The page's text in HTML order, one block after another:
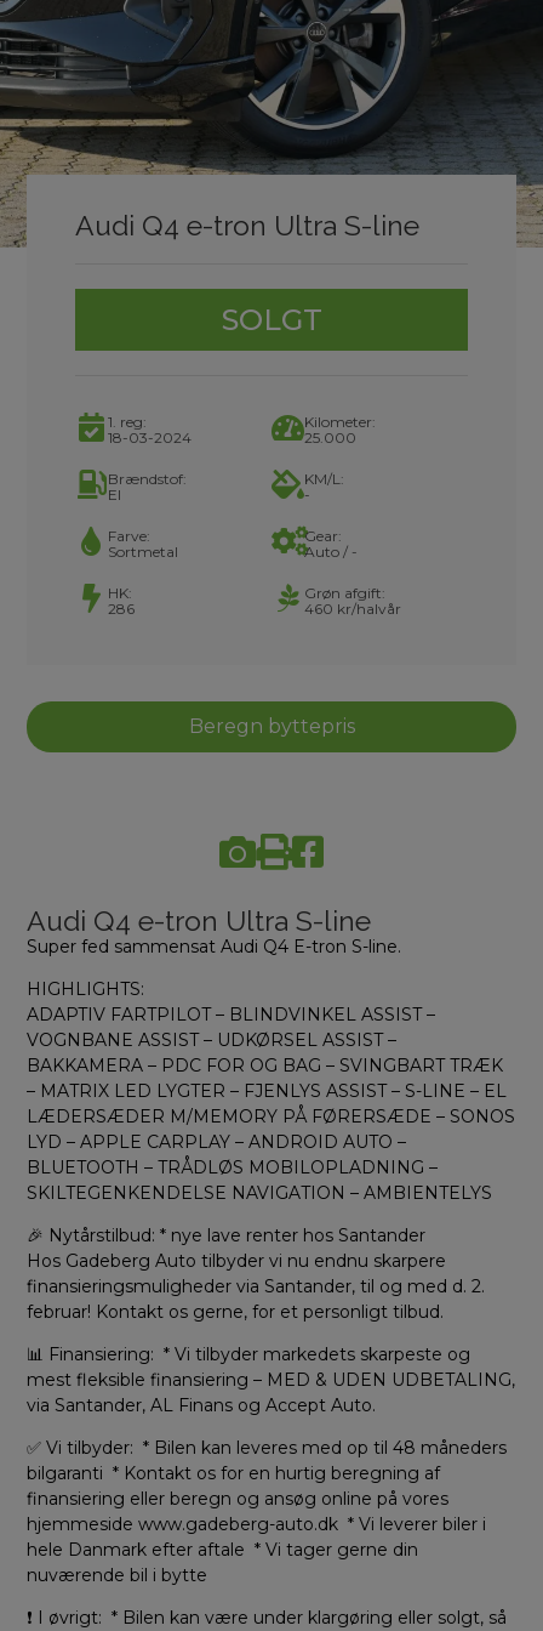
Audi Q4 e-tron Ultra S-line
SOLGT
1. reg:
18-03-2024
Kilometer:
25.000
Brændstof:
El
KM/L:
-
Farve:
Sortmetal
Gear:
Auto / -
HK:
286
Grøn afgift:
460 kr/halvår
Beregn byttepris
Audi Q4 e-tron Ultra S-line
Super fed sammensat Audi Q4 E-tron S-line.
HIGHLIGHTS:
ADAPTIV FARTPILOT – BLINDVINKEL ASSIST –
VOGNBANE ASSIST – UDKØRSEL ASSIST –
BAKKAMERA – PDC FOR OG BAG – SVINGBART TRÆK
– MATRIX LED LYGTER – FJENLYS ASSIST – S-LINE – EL
LÆDERSÆDER M/MEMORY PÅ FØRERSÆDE – SONOS
LYD – APPLE CARPLAY – ANDROID AUTO –
BLUETOOTH – TRÅDLØS MOBILOPLADNING –
SKILTEGENKENDELSE NAVIGATION – AMBIENTELYS
🎉 Nytårstilbud: * nye lave renter hos Santander
Hos Gadeberg Auto tilbyder vi nu endnu skarpere
finansieringsmuligheder via Santander, til og med d. 2.
februar! Kontakt os gerne, for et personligt tilbud.
📊 Finansiering: * Vi tilbyder markedets skarpeste og
mest fleksible finansiering – MED & UDEN UDBETALING,
via Santander, AL Finans og Accept Auto.
✅ Vi tilbyder: * Bilen kan leveres med op til 48 måneders
bilgaranti * Kontakt os for en hurtig beregning af
finansiering eller beregn og ansøg online på vores
hjemmeside www.gadeberg-auto.dk * Vi leverer biler i
hele Danmark efter aftale * Vi tager gerne din
nuværende bil i bytte
❗ I øvrigt: * Bilen kan være under klargøring eller solgt, så